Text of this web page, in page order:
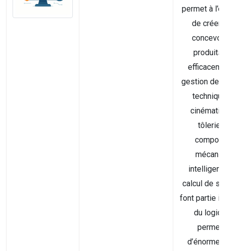
permet à
de créer
produits
gestion de
tôlerie,
calcul de
font partie
du